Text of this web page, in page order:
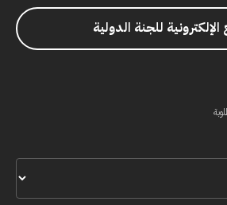
الإلكترونية للجنة الدولية